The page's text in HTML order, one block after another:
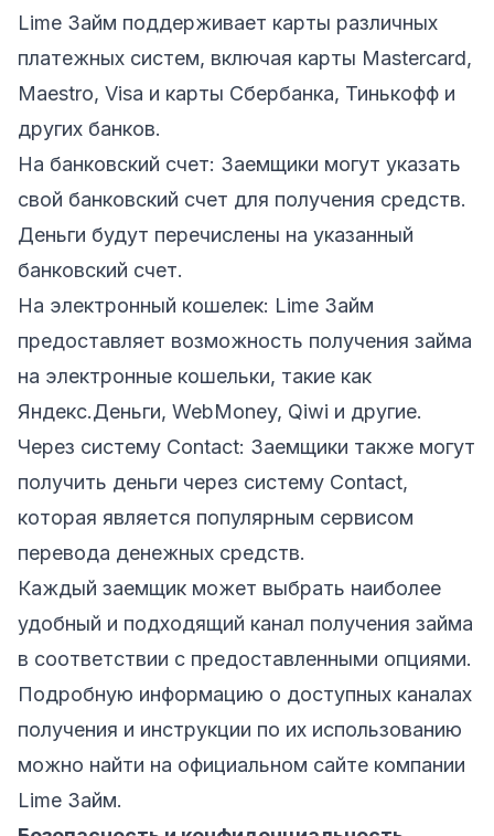
Lime Займ поддерживает карты различных
платежных систем, включая карты Mastercard,
Maestro, Visa и карты Сбербанка, Тинькофф и
других банков.
На банковский счет: Заемщики могут указать
свой банковский счет для получения средств.
Деньги будут перечислены на указанный
банковский счет.
На электронный кошелек: Lime Займ
предоставляет возможность получения займа
на электронные кошельки, такие как
Яндекс.Деньги, WebMoney, Qiwi и другие.
Через систему Contact: Заемщики также могут
получить деньги через систему Contact,
которая является популярным сервисом
перевода денежных средств.
Каждый заемщик может выбрать наиболее
удобный и подходящий канал получения займа
в соответствии с предоставленными опциями.
Подробную информацию о доступных каналах
получения и инструкции по их использованию
можно найти на официальном сайте компании
Lime Займ.